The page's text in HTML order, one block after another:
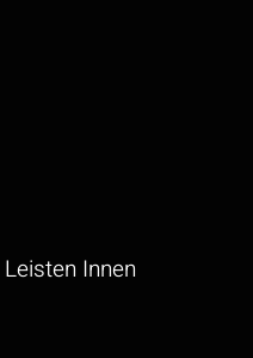
Innen